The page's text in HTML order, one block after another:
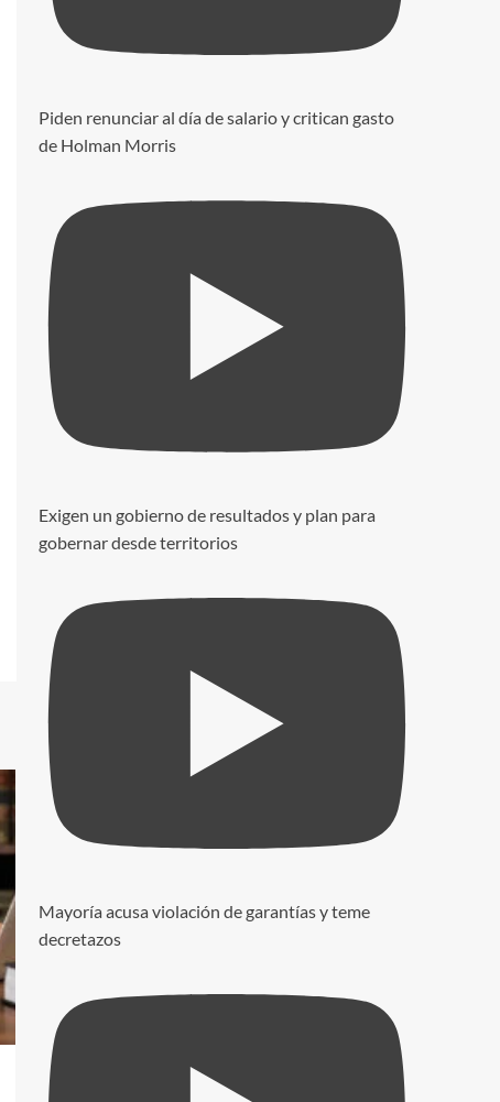
Piden renunciar al día de salario y critican gasto
de Holman Morris
Exigen un gobierno de resultados y plan para
gobernar desde territorios
Mayoría acusa violación de garantías y teme
decretazos